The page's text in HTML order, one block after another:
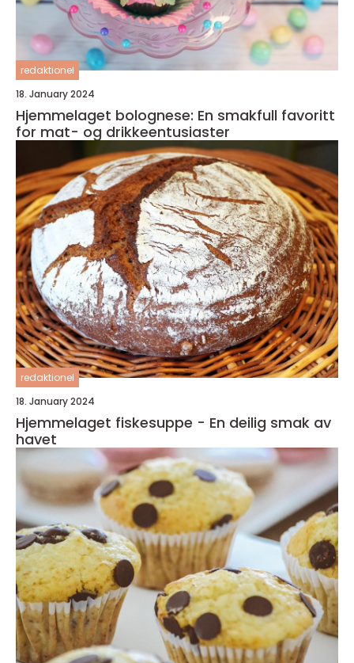
redaktionel
18. January 2024
Hjemmelaget bolognese: En smakfull favoritt
for mat- og drikkeentusiaster
redaktionel
18. January 2024
Hjemmelaget fiskesuppe - En deilig smak av
havet